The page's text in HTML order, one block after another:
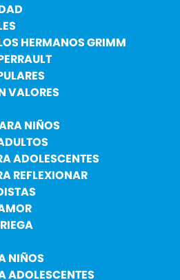
HERMANOS GRIMM
VALORES
NIÑOS
ADOLESCENTES
REFLEXIONAR
NIÑOS
ADOLESCENTES